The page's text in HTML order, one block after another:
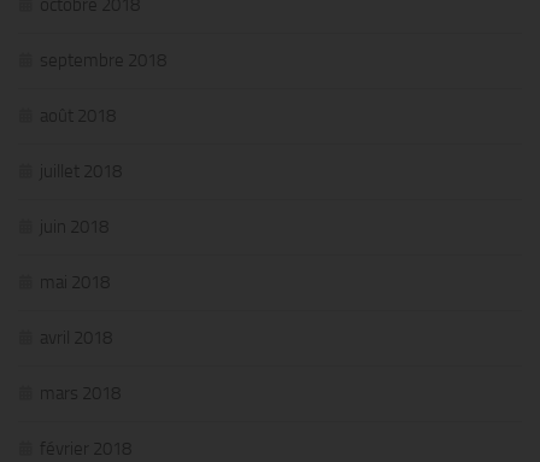
octobre 2018
septembre 2018
août 2018
juillet 2018
juin 2018
mai 2018
avril 2018
mars 2018
février 2018